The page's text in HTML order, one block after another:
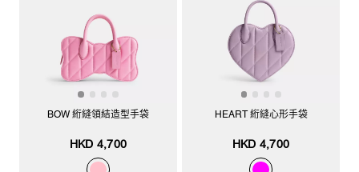
BOW 絎縫領結造型手袋
HKD 4,700
HEART 絎縫心形手袋
HKD 4,700